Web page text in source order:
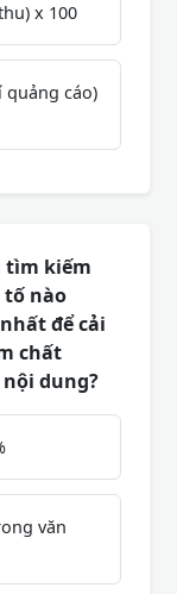
x 100
quảng cáo)
tìm kiếm
tố nào
để cải
chất
dung?
văn